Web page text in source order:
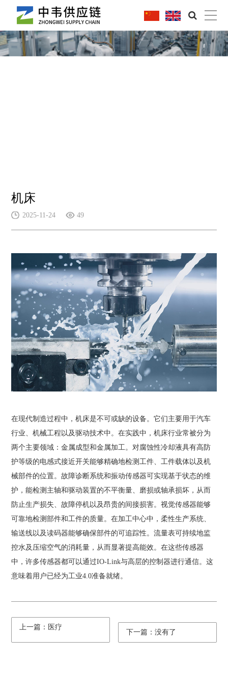
机床
2025-11-24 49
在现代制造过程中，机床是不可或缺的设备。它们主要用于汽车
行业、机械工程以及驱动技术中。在实践中，机床行业常被分为
两个主要领域：金属成型和金属加工。对腐蚀性冷却液具有高防
护等级的电感式接近开关能够精确地检测工件、工件载体以及机
械部件的位置。故障诊断系统和振动传感器可实现基于状态的维
护，能检测主轴和驱动装置的不平衡量、磨损或轴承损坏，从而
防止生产损失、故障停机以及昂贵的间接损害。视觉传感器能够
可靠地检测部件和工件的质量。在加工中心中，柔性生产系统、
输送线以及读码器能够确保部件的可追踪性。流量表可持续地监
控水及压缩空气的消耗量，从而显著提高能效。在这些传感器
中，许多传感器都可以通过IO-Link与高层的控制器进行通信。这
意味着用户已经为工业4.0准备就绪。
上一篇：医疗
下一篇：没有了